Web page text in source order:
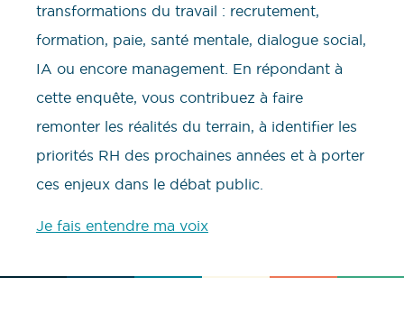
transformations du travail : recrutement,
formation, paie, santé mentale, dialogue social,
IA ou encore management. En répondant à
cette enquête, vous contribuez à faire
remonter les réalités du terrain, à identifier les
priorités RH des prochaines années et à porter
ces enjeux dans le débat public.
Je fais entendre ma voix